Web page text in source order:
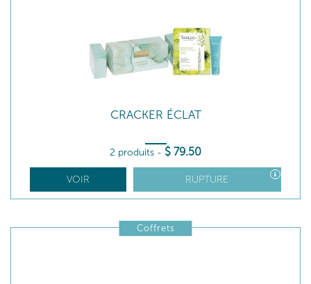
CRACKER ÉCLAT
2 produits - $ 79.50
VOIR RUPTURE
Coffrets